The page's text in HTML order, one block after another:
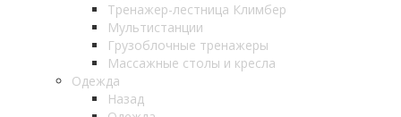
Тренажер-лестница Климбер
Мультистанции
Грузоблочные тренажеры
Массажные столы и кресла
Одежда
Назад